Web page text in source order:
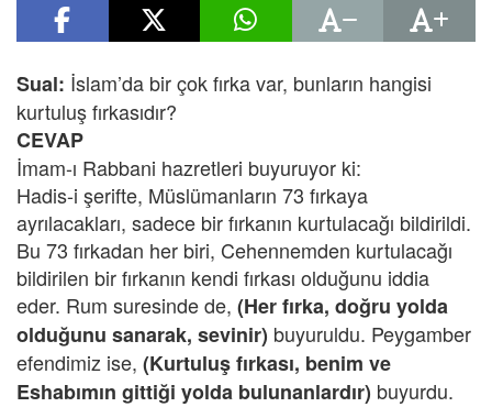
Sual: İslam’da bir çok fırka var, bunların hangisi
kurtuluş fırkasıdır?
CEVAP
İmam-ı Rabbani hazretleri buyuruyor ki:
Hadis-i şerifte, Müslümanların 73 fırkaya
ayrılacakları, sadece bir fırkanın kurtulacağı bildirildi.
Bu 73 fırkadan her biri, Cehennemden kurtulacağı
bildirilen bir fırkanın kendi fırkası olduğunu iddia
eder. Rum suresinde de, (Her fırka, doğru yolda
olduğunu sanarak, sevinir) buyuruldu. Peygamber
efendimiz ise, (Kurtuluş fırkası, benim ve
Eshabımın gittiği yolda bulunanlardır) buyurdu.